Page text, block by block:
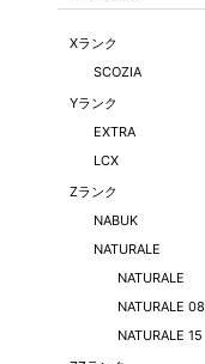
Xランク
SCOZIA
Yランク
EXTRA
LCX
Zランク
NABUK
NATURALE
NATURALE
NATURALE 08
NATURALE 15